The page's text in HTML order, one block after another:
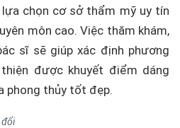
lựa chọn cơ sở thẩm mỹ uy tín
môn cao. Việc thăm khám,
sĩ sẽ giúp xác định phương
được khuyết điểm dáng
phong thủy tốt đẹp.
đổi